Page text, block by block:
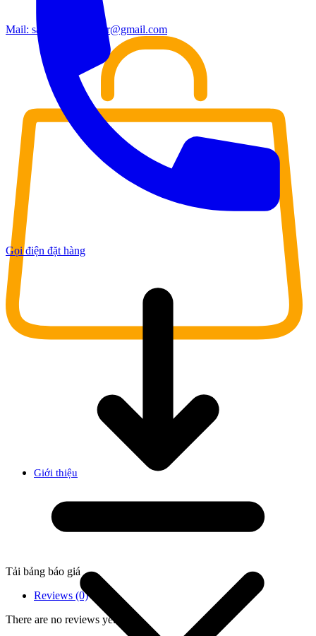
Mail: sales.moderndoor@gmail.com
Giới thiệu
Gọi điện đặt hàng
Tải bảng báo giá
Reviews (0)
There are no reviews yet.